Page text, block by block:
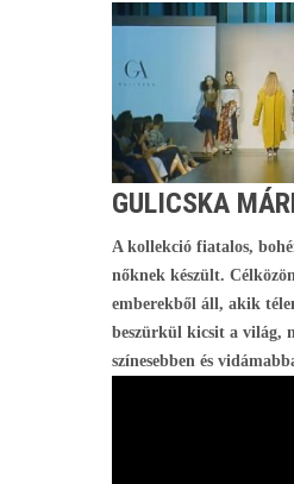
GULICSKA
A kollekció fiatalos,
nőknek készült.
emberekből áll, akik
beszürkül kicsit a világ,
színesebben és